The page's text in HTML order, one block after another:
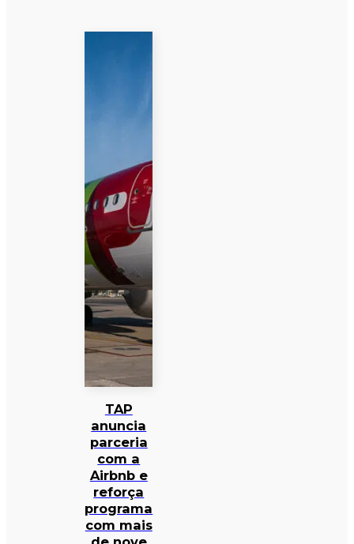
TAP
anuncia
parceria
com a
Airbnb e
reforça
programa
com mais